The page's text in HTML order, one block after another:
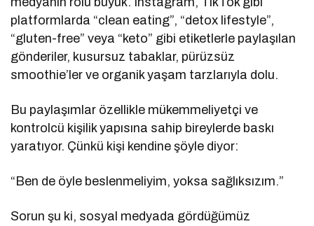
platformlarda “clean eating”, “detox lifestyle”,
“gluten-free” veya “keto” gibi etiketlerle paylaşılan
gönderiler, kusursuz tabaklar, pürüzsüz
smoothie’ler ve organik yaşam tarzlarıyla dolu.
Bu paylaşımlar özellikle mükemmeliyetçi ve
kontrolcü kişilik yapısına sahip bireylerde baskı
yaratıyor. Çünkü kişi kendine şöyle diyor:
“Ben de öyle beslenmeliyim, yoksa sağlıksızım.”
Sorun şu ki, sosyal medyada gördüğümüz